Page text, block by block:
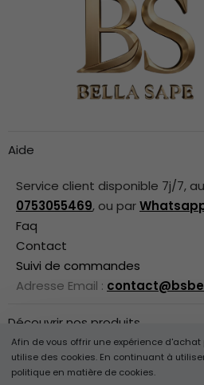
Aide
Service client disponible 7j/7, au
0753055469, ou par
Faq
Contact
Suivi de commandes
Adresse Email :
Découvrir nos produits
Informations légales
Afin de vous offrir une expérience
utilise des cookies. En continuant à
politique en matière de cookies.